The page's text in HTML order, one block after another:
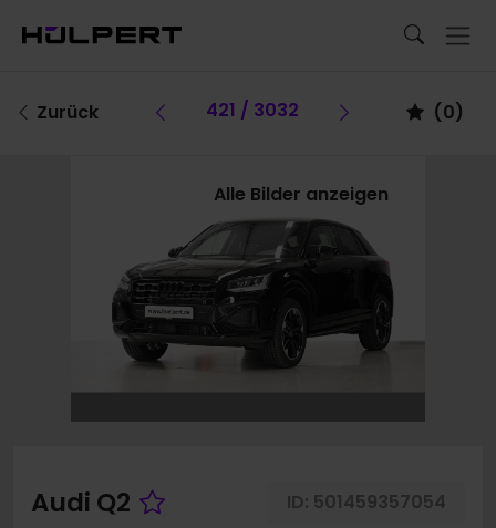
Zurück Vorheriges Fahrzeug
421 / 3032 Vorheriges
(0)
Alle Bilder anzeigen
Audi Q2 Fahrzeug merken
ID: 501459357054